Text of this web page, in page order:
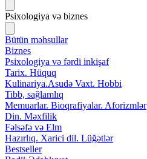
Psixologiya və biznes
Bütün məhsullar
Biznes
Psixologiya və fərdi inkişaf
Tarix. Hüquq
Kulinariya.Asudə Vaxt. Hobbi
Tibb, sağlamlıq
Memuarlar. Bioqrafiyalar. Aforizmlər
Din. Məxfilik
Fəlsəfə və Elm
Hazırlıq. Xarici dil. Lüğətlər
Bestseller